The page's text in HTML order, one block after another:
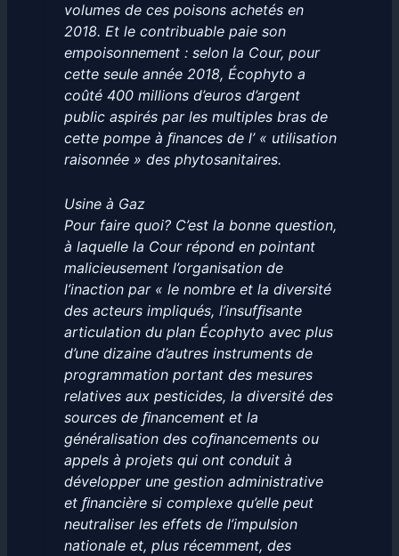
volumes de ces poisons achetés en
2018. Et le contribuable paie son
empoisonnement : selon la Cour, pour
cette seule année 2018, Écophyto a
coûté 400 millions d’euros d’argent
public aspirés par les multiples bras de
cette pompe à ﬁnances de l’ « utilisation
raisonnée » des phytosanitaires.
Usine à Gaz
Pour faire quoi? C’est la bonne question,
à laquelle la Cour répond en pointant
malicieusement l’organisation de
l’inaction par « le nombre et la diversité
des acteurs impliqués, l’insufﬁsante
articulation du plan Écophyto avec plus
d’une dizaine d’autres instruments de
programmation portant des mesures
relatives aux pesticides, la diversité des
sources de ﬁnancement et la
généralisation des coﬁnancements ou
appels à projets qui ont conduit à
développer une gestion administrative
et ﬁnancière si complexe qu’elle peut
neutraliser les effets de l’impulsion
nationale et, plus récemment, des